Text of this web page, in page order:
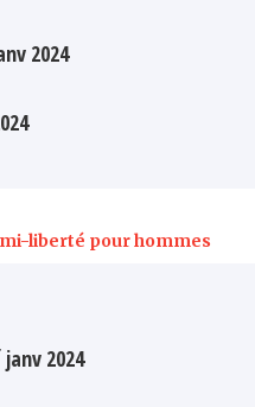
2024
liberté pour hommes
janv 2024